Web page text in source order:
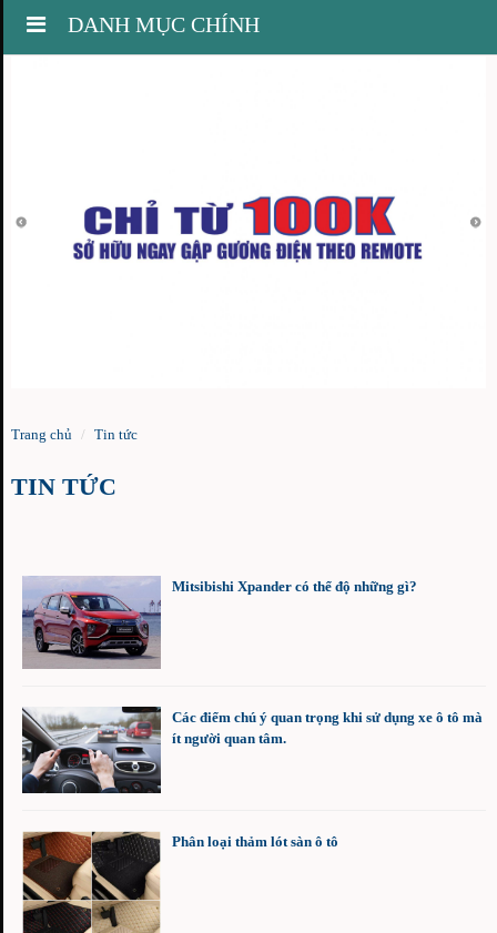
Toggle
DANH MỤC CHÍNH
Trang chủ Tin tức
TIN TỨC
​Mitsibishi Xpander có thể độ những gì?
​Các điểm chú ý quan trọng khi sử dụng xe ô tô mà
ít người quan tâm.
Phân loại thảm lót sàn ô tô